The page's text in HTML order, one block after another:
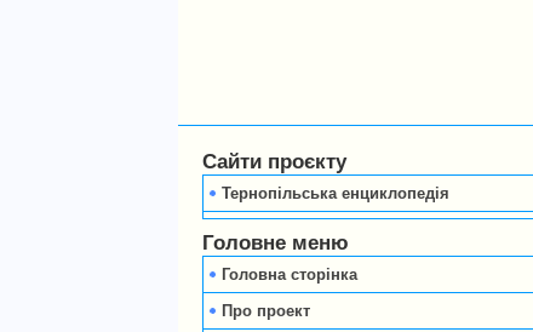
Сайти проєкту
Тернопільська енциклопедія
Головне меню
Головна сторінка
Про проект